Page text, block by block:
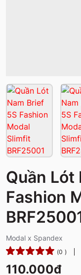
Quần Lót
Fashion
Modal x Spandex
(0 )
110.000đ